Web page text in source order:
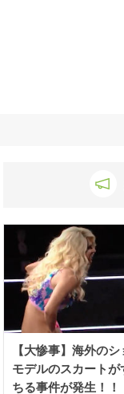
【大惨事】海外の
モデルのスカートが
ちる事件が発生！！